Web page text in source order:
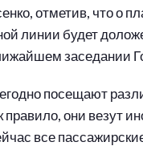
отметив, что о
линии будет
заседании
посещают
правило, они везут
все